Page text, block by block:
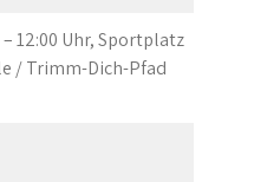
– 12:00 Uhr, Sportplatz
/ Trimm-Dich-Pfad